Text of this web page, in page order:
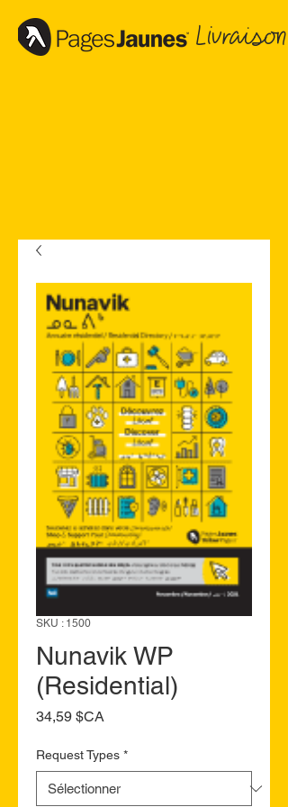
Livraison
SKU : 1500
Nunavik WP
(Residential)
34,59 $CA
Request Types *